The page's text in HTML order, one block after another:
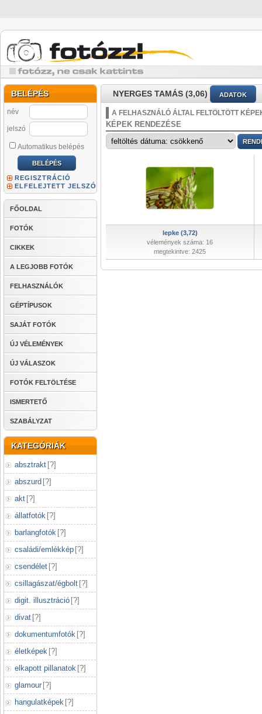
BELÉPÉS
név
jelszó
Automatikus belépés
REGISZTRÁCIÓ
ELFELEJTETT JELSZÓ
FŐOLDAL
FOTÓK
CIKKEK
A LEGJOBB FOTÓK
FELHASZNÁLÓK
GÉPTÍPUSOK
SAJÁT FOTÓK
ÚJ VÉLEMÉNYEK
ÚJ VÁLASZOK
FOTÓK FELTÖLTÉSE
ISMERTETŐ
SZABÁLYZAT
KATEGÓRIÁK
absztrakt [?]
abszurd [?]
akt [?]
állatfotók [?]
barlangfotók [?]
családi/emlékkép [?]
csendélet [?]
csillagászat/égbolt [?]
digit. illusztráció [?]
divat [?]
dokumentumfotók [?]
életképek [?]
elkapott pillanatok [?]
glamour [?]
hangulatképek [?]
NYERGES TAMÁS (3,06) ADATOK
A FELHASZNÁLÓ ÁLTAL FELTÖLTÖTT
KÉPEK RENDEZÉSE
lepke (3,72)
vélemények száma: 16
megtekintve: 2425